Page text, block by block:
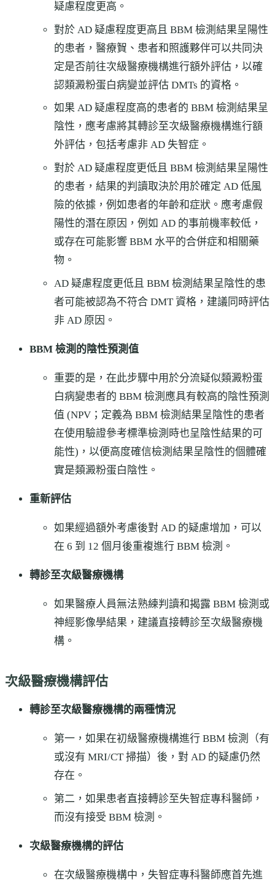
疑慮程度更高。
對於 AD 疑慮程度更高且 BBM 檢測結果呈陽性
的患者，醫療䝷、患者和照護夥伴可以共同決
定是否前往次級醫療機構進行額外評估，以確
認類澱粉蛋白病變並評估 DMTs 的資格。
如果 AD 疑慮程度高的患者的 BBM 檢測結果呈
陰性，應考慮將其轉診至次級醫療機構進行額
外評估，包括考慮非 AD 失智症。
對於 AD 疑慮程度更低且 BBM 檢測結果呈陽性
的患者，結果的判讀取決於用於確定 AD 低風
險的依據，例如患者的年齡和症狀。應考慮假
陽性的潛在原因，例如 AD 的事前機率較低，
或存在可能影響 BBM 水平的合併症和相關藥
物。
AD 疑慮程度更低且 BBM 檢測結果呈陰性的患
者可能被認為不符合 DMT 資格，建議同時評估
非 AD 原因。
BBM 檢測的陰性預測值
重要的是，在此步驟中用於分流疑似類澱粉蛋
白病變患者的 BBM 檢測應具有較高的陰性預測
值 (NPV；定義為 BBM 檢測結果呈陰性的患者
在使用驗證參考標準檢測時也呈陰性結果的可
能性)，以便高度確信檢測結果呈陰性的個體確
實是類澱粉蛋白陰性。
重新評估
如果經過額外考慮後對 AD 的疑慮增加，可以
在 6 到 12 個月後重複進行 BBM 檢測。
轉診至次級醫療機構
如果醫療人員無法熟練判讀和揭露 BBM 檢測或
神經影像學結果，建議直接轉診至次級醫療機
構。
次級醫療機構評估
轉診至次級醫療機構的兩種情況
第一，如果在初級醫療機構進行 BBM 檢測（有
或沒有 MRI/CT 掃描）後，對 AD 的疑慮仍然
存在。
第二，如果患者直接轉診至失智症專科醫師，
而沒有接受 BBM 檢測。
次級醫療機構的評估
在次級醫療機構中，失智症專科醫師應首先進